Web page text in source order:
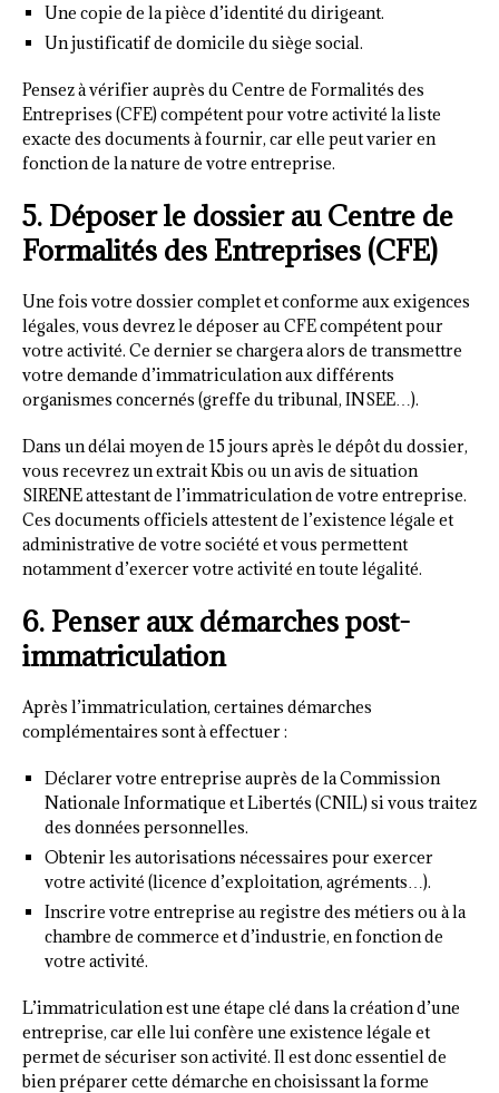
Une copie de la pièce d’identité du dirigeant.
Un justificatif de domicile du siège social.
Pensez à vérifier auprès du Centre de Formalités des
Entreprises (CFE) compétent pour votre activité la liste
exacte des documents à fournir, car elle peut varier en
fonction de la nature de votre entreprise.
5. Déposer le dossier au Centre de
Formalités des Entreprises (CFE)
Une fois votre dossier complet et conforme aux exigences
légales, vous devrez le déposer au CFE compétent pour
votre activité. Ce dernier se chargera alors de transmettre
votre demande d’immatriculation aux différents
organismes concernés (greffe du tribunal, INSEE…).
Dans un délai moyen de 15 jours après le dépôt du dossier,
vous recevrez un extrait Kbis ou un avis de situation
SIRENE attestant de l’immatriculation de votre entreprise.
Ces documents officiels attestent de l’existence légale et
administrative de votre société et vous permettent
notamment d’exercer votre activité en toute légalité.
6. Penser aux démarches post-
immatriculation
Après l’immatriculation, certaines démarches
complémentaires sont à effectuer :
Déclarer votre entreprise auprès de la Commission
Nationale Informatique et Libertés (CNIL) si vous traitez
des données personnelles.
Obtenir les autorisations nécessaires pour exercer
votre activité (licence d’exploitation, agréments…).
Inscrire votre entreprise au registre des métiers ou à la
chambre de commerce et d’industrie, en fonction de
votre activité.
L’immatriculation est une étape clé dans la création d’une
entreprise, car elle lui confère une existence légale et
permet de sécuriser son activité. Il est donc essentiel de
bien préparer cette démarche en choisissant la forme